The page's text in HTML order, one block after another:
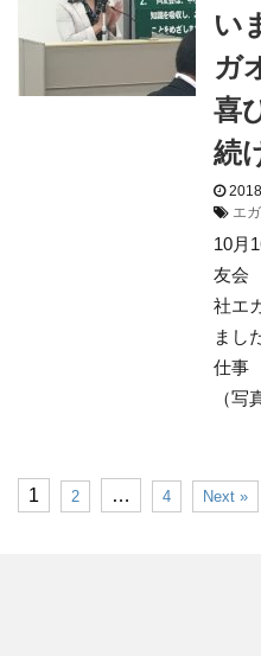
い
ガ
喜
続
エ
10月
友会
社エ
まし
仕事
（
1 2 … 4 Next »